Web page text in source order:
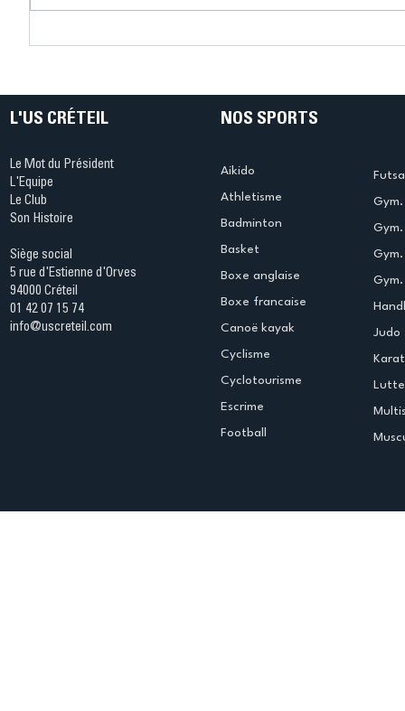
Ping ? Quand le tennis de
termine
L'US CRÉTEIL
Le Mot du Président
L'Equipe
Le Club
Son Histoire
Siège social
5 rue d'Estienne d'Orves
94000 Créteil
01 42 07 15 74
info@uscreteil.com
NOS SPORTS
Aikido
Athletisme
Badminton
Basket
Boxe anglaise
Boxe francaise
Canoë kayak
Cyclisme
Cyclotourisme
Escrime
Football
Judo
Lutte